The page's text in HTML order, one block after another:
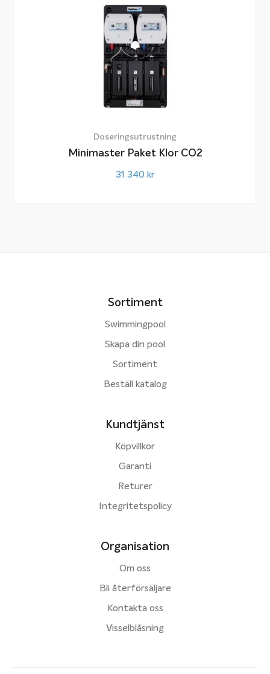
Doseringsutrustning
Minimaster Paket Klor CO2
31 340 kr
Sortiment
Swimmingpool
Skapa din pool
Sortiment
Beställ katalog
Kundtjänst
Köpvillkor
Garanti
Returer
Integritetspolicy
Organisation
Om oss
Bli återförsäljare
Kontakta oss
Visselblåsning